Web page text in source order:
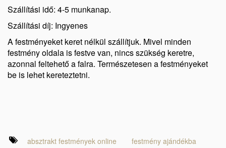
Szállítási idő: 4-5 munkanap.
Szállítási díj: Ingyenes
A festményeket keret nélkül szállítjuk. Mivel minden
festmény oldala is festve van, nincs szükség keretre,
azonnal feltehető a falra. Természetesen a festményeket
be is lehet kereteztetni.
absztrakt festmények online
festmény ajándékba